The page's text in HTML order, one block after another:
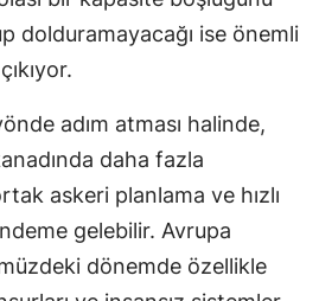
dolduramayacağı ise önemli
adım atması halinde,
daha fazla
askeri planlama ve hızlı
gelebilir. Avrupa
dönemde özellikle